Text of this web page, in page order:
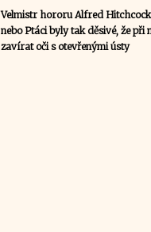
Velmistr hororu Alfred
nebo Ptáci byly tak děsivé, že při
zavírat oči s otevřenými ústy